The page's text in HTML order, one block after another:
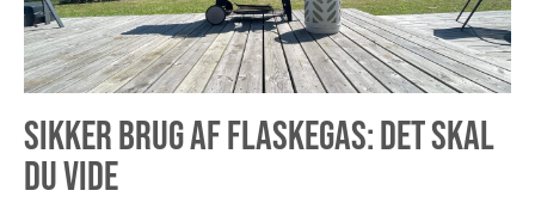
SIKKER BRUG AF FLASKEGAS: DET SKAL
DU VIDE